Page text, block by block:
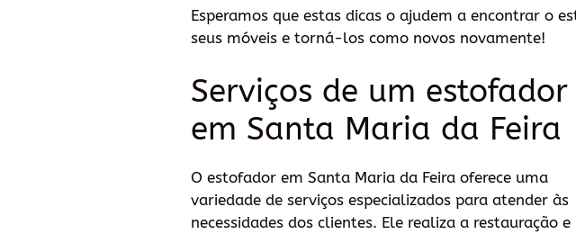
Esperamos que estas dicas o ajudem a encontrar o
seus móveis e torná-los como novos novamente!
Serviços de um estofador
em Santa Maria da Feira
O estofador em Santa Maria da Feira oferece uma
variedade de serviços especializados para atender às
necessidades dos clientes. Ele realiza a restauração e